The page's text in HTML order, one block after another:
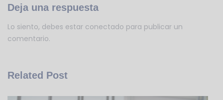
Deja una respuesta
Lo siento, debes estar conectado para publicar un
comentario.
Related Post